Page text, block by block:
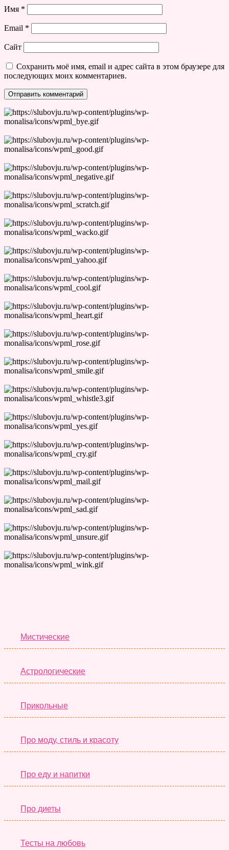
Имя *
Email *
Сайт
Сохранить моё имя, email и адрес сайта в этом браузере для
последующих моих комментариев.
Мистические
Астрологические
Прикольные
Про моду, стиль и красоту
Про еду и напитки
Про диеты
Тесты на любовь